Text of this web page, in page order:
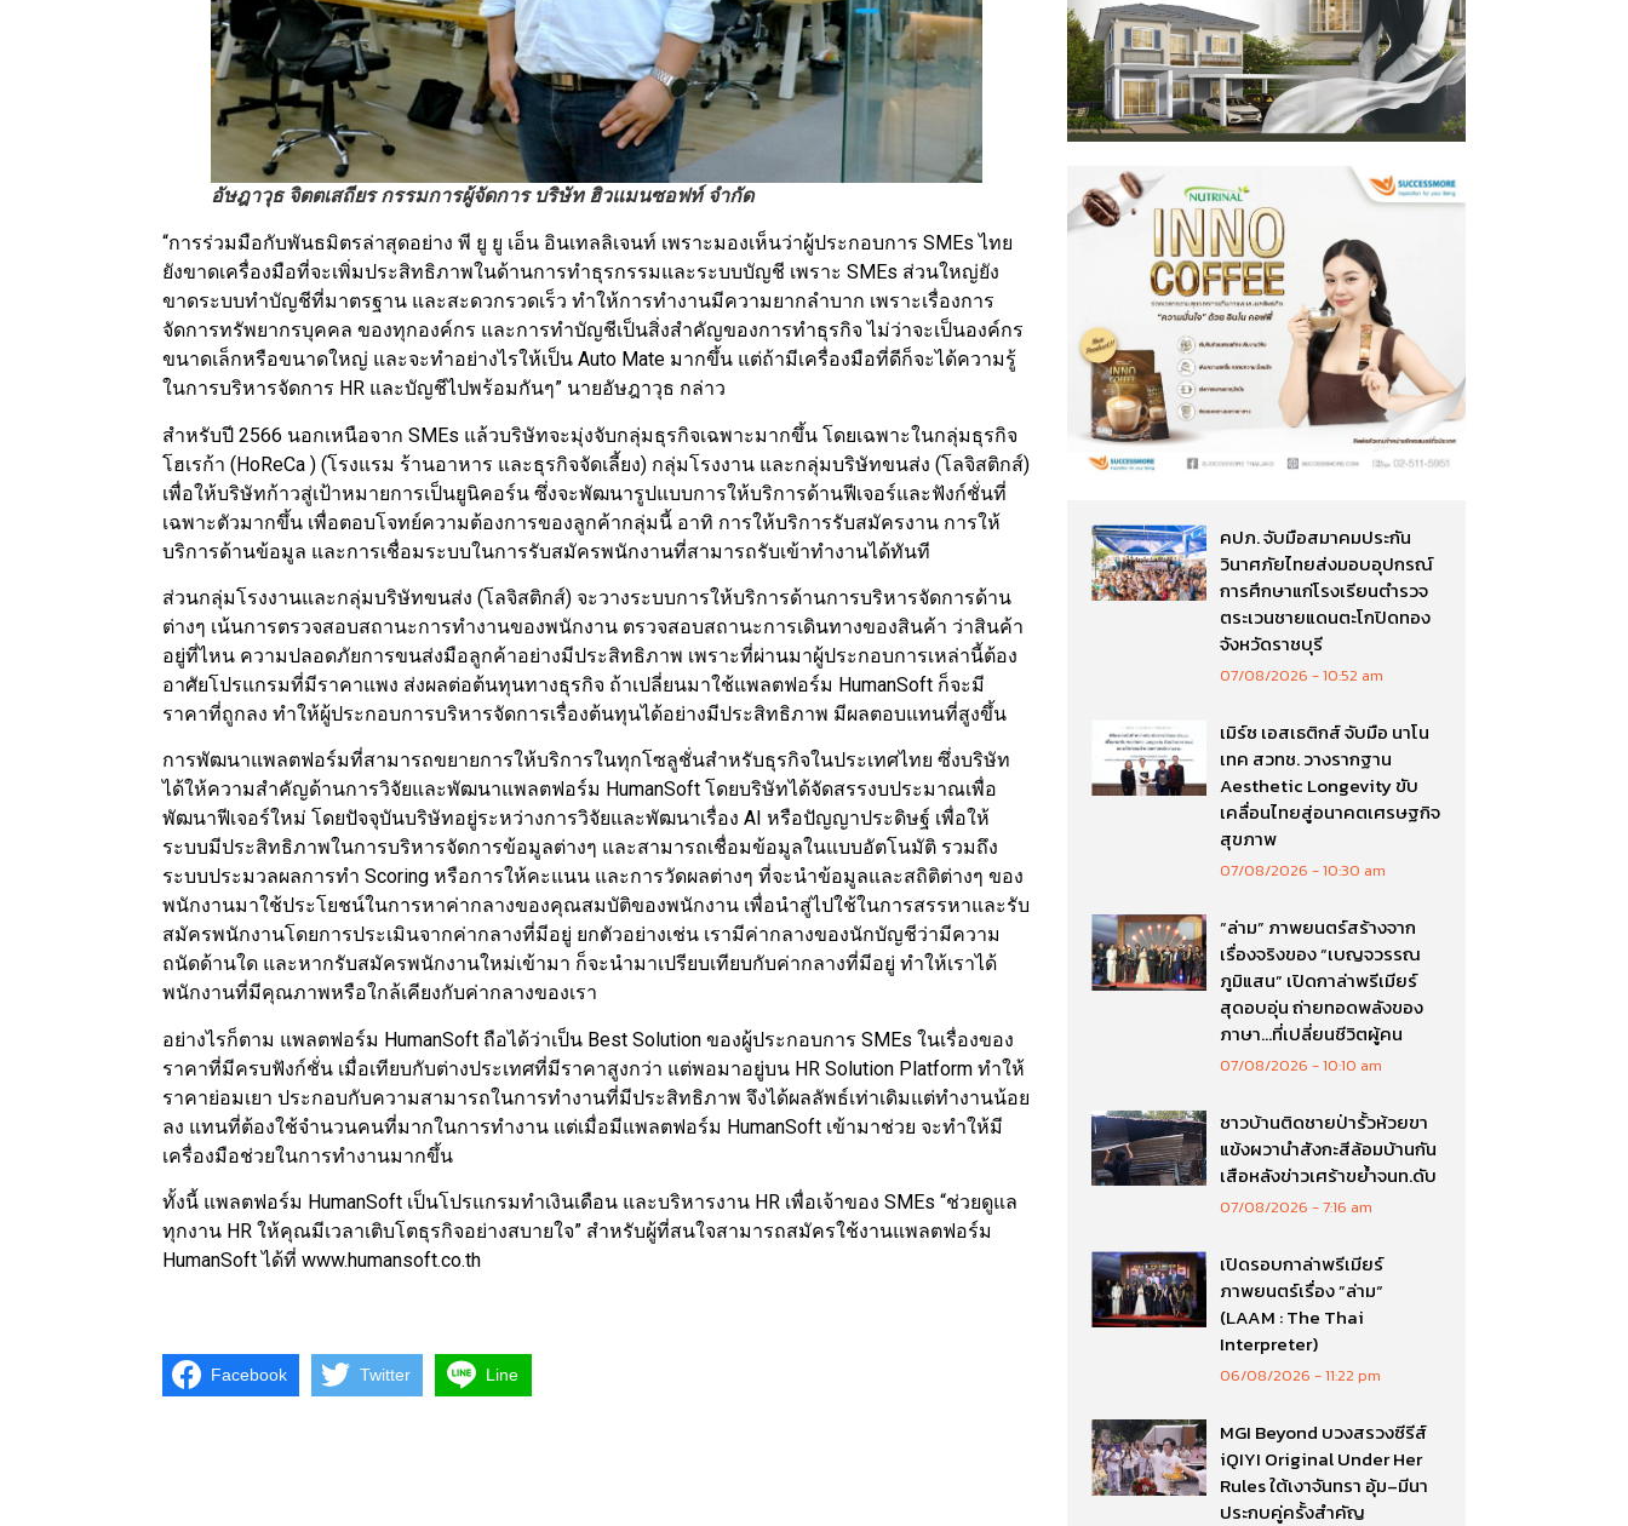
อัษฎาวุธ จิตตเสถียร กรรมการผู้จัดการ บริษัท ฮิวแมนซอฟท์ จำกัด
“การร่วมมือกับพันธมิตรล่าสุดอย่าง พี ยู ยู เอ็น อินเทลลิเจนท์ เพราะมองเห็นว่าผู้ประกอบการ SMEs ไทย
ยังขาดเครื่องมือที่จะเพิ่มประสิทธิภาพในด้านการทำธุรกรรมและระบบบัญชี เพราะ SMEs ส่วนใหญ่ยัง
ขาดระบบทำบัญชีที่มาตรฐาน และสะดวกรวดเร็ว ทำให้การทำงานมีความยากลำบาก เพราะเรื่องการ
จัดการทรัพยากรบุคคล ของทุกองค์กร และการทำบัญชีเป็นสิ่งสำคัญของการทำธุรกิจ ไม่ว่าจะเป็นองค์กร
ขนาดเล็กหรือขนาดใหญ่ และจะทำอย่างไรให้เป็น Auto Mate มากขึ้น แต่ถ้ามีเครื่องมือที่ดีก็จะได้ความรู้
ในการบริหารจัดการ HR และบัญชีไปพร้อมกันๆ” นายอัษฎาวุธ กล่าว
สำหรับปี 2566 นอกเหนือจาก SMEs แล้วบริษัทจะมุ่งจับกลุ่มธุรกิจเฉพาะมากขึ้น โดยเฉพาะในกลุ่มธุรกิจ
โฮเรก้า (HoReCa ) (โรงแรม ร้านอาหาร และธุรกิจจัดเลี้ยง) กลุ่มโรงงาน และกลุ่มบริษัทขนส่ง (โลจิสติกส์)
เพื่อให้บริษัทก้าวสู่เป้าหมายการเป็นยูนิคอร์น ซึ่งจะพัฒนารูปแบบการให้บริการด้านฟีเจอร์และฟังก์ชั่นที่
เฉพาะตัวมากขึ้น เพื่อตอบโจทย์ความต้องการของลูกค้ากลุ่มนี้ อาทิ การให้บริการรับสมัครงาน การให้
บริการด้านข้อมูล และการเชื่อมระบบในการรับสมัครพนักงานที่สามารถรับเข้าทำงานได้ทันที
ส่วนกลุ่มโรงงานและกลุ่มบริษัทขนส่ง (โลจิสติกส์) จะวางระบบการให้บริการด้านการบริหารจัดการด้าน
ต่างๆ เน้นการตรวจสอบสถานะการทำงานของพนักงาน ตรวจสอบสถานะการเดินทางของสินค้า ว่าสินค้า
อยู่ที่ไหน ความปลอดภัยการขนส่งมือลูกค้าอย่างมีประสิทธิภาพ เพราะที่ผ่านมาผู้ประกอบการเหล่านี้ต้อง
อาศัยโปรแกรมที่มีราคาแพง ส่งผลต่อต้นทุนทางธุรกิจ ถ้าเปลี่ยนมาใช้แพลตฟอร์ม HumanSoft ก็จะมี
ราคาที่ถูกลง ทำให้ผู้ประกอบการบริหารจัดการเรื่องต้นทุนได้อย่างมีประสิทธิภาพ มีผลตอบแทนที่สูงขึ้น
การพัฒนาแพลตฟอร์มที่สามารถขยายการให้บริการในทุกโซลูชั่นสำหรับธุรกิจในประเทศไทย ซึ่งบริษัท
ได้ให้ความสำคัญด้านการวิจัยและพัฒนาแพลตฟอร์ม HumanSoft โดยบริษัทได้จัดสรรงบประมาณเพื่อ
พัฒนาฟีเจอร์ใหม่ โดยปัจจุบันบริษัทอยู่ระหว่างการวิจัยและพัฒนาเรื่อง AI หรือปัญญาประดิษฐ์ เพื่อให้
ระบบมีประสิทธิภาพในการบริหารจัดการข้อมูลต่างๆ และสามารถเชื่อมข้อมูลในแบบอัตโนมัติ รวมถึง
ระบบประมวลผลการทำ Scoring หรือการให้คะแนน และการวัดผลต่างๆ ที่จะนำข้อมูลและสถิติต่างๆ ของ
พนักงานมาใช้ประโยชน์ในการหาค่ากลางของคุณสมบัติของพนักงาน เพื่อนำสู่ไปใช้ในการสรรหาและรับ
สมัครพนักงานโดยการประเมินจากค่ากลางที่มีอยู่ ยกตัวอย่างเช่น เรามีค่ากลางของนักบัญชีว่ามีความ
ถนัดด้านใด และหากรับสมัครพนักงานใหม่เข้ามา ก็จะนำมาเปรียบเทียบกับค่ากลางที่มีอยู่ ทำให้เราได้
พนักงานที่มีคุณภาพหรือใกล้เคียงกับค่ากลางของเรา
อย่างไรก็ตาม แพลตฟอร์ม HumanSoft ถือได้ว่าเป็น Best Solution ของผู้ประกอบการ SMEs ในเรื่องของ
ราคาที่มีครบฟังก์ชั่น เมื่อเทียบกับต่างประเทศที่มีราคาสูงกว่า แต่พอมาอยู่บน HR Solution Platform ทำให้
ราคาย่อมเยา ประกอบกับความสามารถในการทำงานที่มีประสิทธิภาพ จึงได้ผลลัพธ์เท่าเดิมแต่ทำงานน้อย
ลง แทนที่ต้องใช้จำนวนคนที่มากในการทำงาน แต่เมื่อมีแพลตฟอร์ม HumanSoft เข้ามาช่วย จะทำให้มี
เครื่องมือช่วยในการทำงานมากขึ้น
ทั้งนี้ แพลตฟอร์ม HumanSoft เป็นโปรแกรมทำเงินเดือน และบริหารงาน HR เพื่อเจ้าของ SMEs “ช่วยดูแล
ทุกงาน HR ให้คุณมีเวลาเติบโตธุรกิจอย่างสบายใจ” สำหรับผู้ที่สนใจสามารถสมัครใช้งานแพลตฟอร์ม
HumanSoft ได้ที่ www.humansoft.co.th
Facebook Twitter Line
คปภ. จับมือสมาคมประกัน
วินาศภัยไทยส่งมอบอุปกรณ์
การศึกษาแก่โรงเรียนตำรวจ
ตระเวนชายแดนตะโกปิดทอง
จังหวัดราชบุรี
07/08/2026 10:52 am
เมิร์ซ เอสเธติกส์ จับมือ นาโน
เทค สวทช. วางรากฐาน
Aesthetic Longevity ขับ
เคลื่อนไทยสู่อนาคตเศรษฐกิจ
สุขภาพ
07/08/2026 10:30 am
“ล่าม” ภาพยนตร์สร้างจาก
เรื่องจริงของ “เบญจวรรณ
ภูมิแสน” เปิดกาล่าพรีเมียร์
สุดอบอุ่น ถ่ายทอดพลังของ
ภาษา…ที่เปลี่ยนชีวิตผู้คน
07/08/2026 10:10 am
ชาวบ้านติดชายป่ารั้วห้วยขา
แข้งผวานำสังกะสีล้อมบ้านกัน
เสือหลังข่าวเศร้าขย้ำจนท.ดับ
07/08/2026 7:16 am
เปิดรอบกาล่าพรีเมียร์
ภาพยนตร์เรื่อง ”ล่าม“
(LAAM : The Thai
Interpreter)
06/08/2026 11:22 pm
MGI Beyond บวงสรวงซีรีส์
iQIYI Original Under Her
Rules ใต้เงาจันทรา อุ้ม–มีนา
ประกบคู่ครั้งสำคัญ